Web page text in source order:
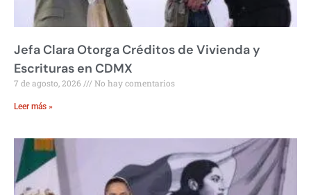
Jefa Clara Otorga Créditos de Vivienda y
Escrituras en CDMX
7 de agosto, 2026 No hay comentarios
Leer más »